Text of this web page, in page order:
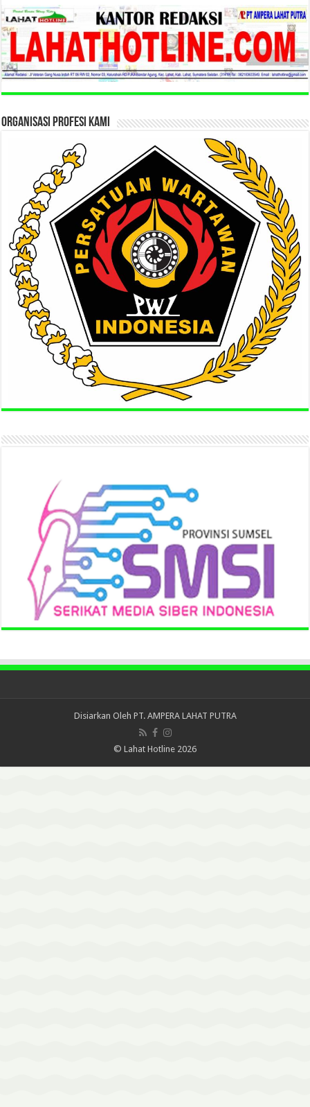
ORGANISASI PROFESI KAMI
Disiarkan Oleh PT. AMPERA LAHAT PUTRA
© Lahat Hotline 2026